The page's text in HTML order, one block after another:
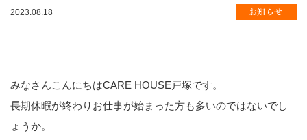
2023.08.18 お知らせ
みなさんこんにちはCARE HOUSE 戸塚です。
長期休暇が終わりお仕事が始まった方も多いのではないでし
ょうか。